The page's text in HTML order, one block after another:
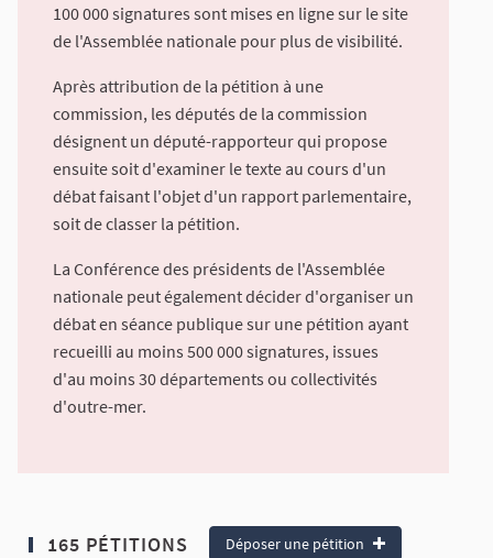
100 000 signatures sont mises en ligne sur le site
de l'Assemblée nationale pour plus de visibilité.
Après attribution de la pétition à une
commission, les députés de la commission
désignent un député-rapporteur qui propose
ensuite soit d'examiner le texte au cours d'un
débat faisant l'objet d'un rapport parlementaire,
soit de classer la pétition.
La Conférence des présidents de l'Assemblée
nationale peut également décider d'organiser un
débat en séance publique sur une pétition ayant
recueilli au moins 500 000 signatures, issues
d'au moins 30 départements ou collectivités
d'outre-mer.
165 PÉTITIONS Déposer une pétition